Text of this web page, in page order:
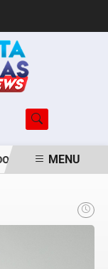
DIVULGAM VAGAS
MENU